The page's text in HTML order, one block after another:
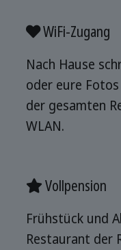
WiFi-Zugang
Nach Hause
oder eure
der gesamten
WLAN.
Vollpension
Frühstück und
Restaurant der